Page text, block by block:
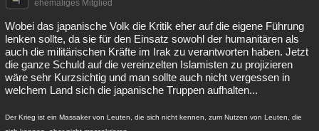
ehemaliges Mitglied
Wobei das japanische Volk die Kritik eher auf die eigene Führung
lenken sollte, da sie für den Einsatz sowohl der humanitären als
auch die militärischen Kräfte im Irak zu verantworten haben. Jetzt
die ganze Schuld auf die vereinzelten Islamisten zu projizieren
wäre sehr Kurzsichtig und man sollte auch nicht vergessen in
welchem Land sich die japanische Truppen aufhalten...
Der Krieg ist ein Massaker von Leuten, die sich nicht kennen, zum Nutzen von Leuten, die